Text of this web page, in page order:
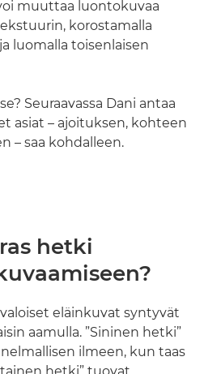
muuttaa luontokuvaa
korostamalla
luomalla toisenlaisen
Seuraavassa Dani antaa
asiat – ajoituksen, kohteen
– saa kohdalleen.
hetki
eläinkuvat syntyvät
aamulla. ”Sininen hetki”
ilmeen, kun taas
hetki” tuovat